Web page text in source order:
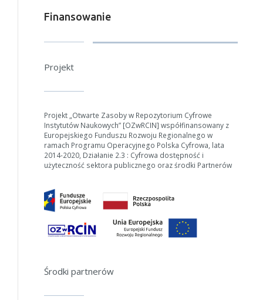
Finansowanie
Projekt
Projekt „Otwarte Zasoby w Repozytorium Cyfrowe
Instytutów Naukowych” [OZwRCIN] współfinansowany z
Europejskiego Funduszu Rozwoju Regionalnego w
ramach Programu Operacyjnego Polska Cyfrowa, lata
2014-2020, Działanie 2.3 : Cyfrowa dostępność i
użyteczność sektora publicznego oraz środki Partnerów
Środki partnerów